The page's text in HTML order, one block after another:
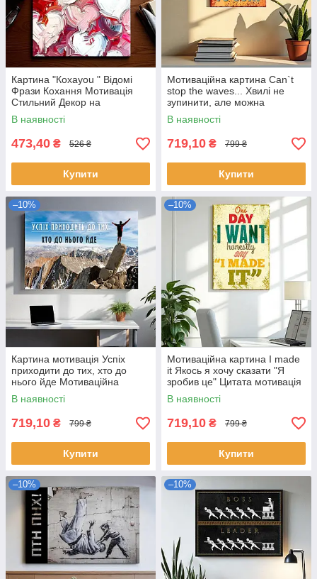
Картина "Кохаyou " Відомі
Фрази Кохання Мотивація
Стильний Декор на
Подарунок Друк на Холсті
30х23см
В наявності
473,40 ₴ 526 ₴
Купити
Мотиваційна картина Can`t
stop the waves... Хвилі не
зупинити, але можна
навчитися серфінгу 60х40см
В наявності
719,10 ₴ 799 ₴
Купити
–10%
Картина мотивація Успіх
приходити до тих, хто до
нього йде Мотиваційна
картина для офісу, дома
60х40см
В наявності
719,10 ₴ 799 ₴
Купити
–10%
Мотиваційна картина I made
it Якось я хочу сказати "Я
зробив це" Цитата мотивація
для офісу, дому 60х40см
В наявності
719,10 ₴ 799 ₴
Купити
–10% –10%